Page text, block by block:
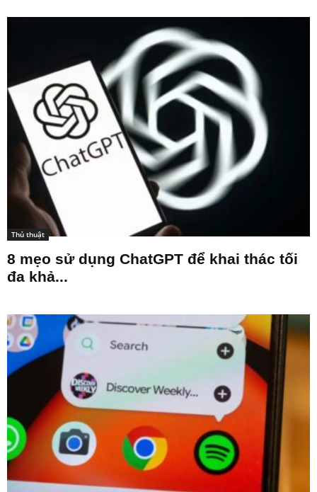
Thủ thuật
8 mẹo sử dụng ChatGPT để khai thác tối
đa khả...